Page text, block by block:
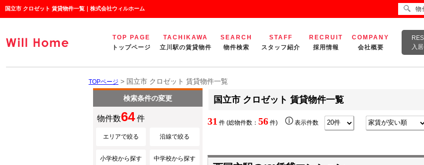
国立市 クロゼット 賃貸物件一覧｜株式会社ウィルホーム
TOP PAGE
トップページ
TACHIKAWA
立川駅の賃貸物件
SEARCH
物件検索
STAFF
スタッフ紹介
RECRUIT
採用情報
COMPANY
会社概要
入
TOPページ > 国立市 クロゼット 賃貸物件一覧
国立市 クロゼット 賃貸物件一覧
31 件 (総物件数： 56 件) 表示件数
検索条件の変更
物件数64件
エリアで絞る 沿線で絞る
小学校から探す 中学校から探す
物